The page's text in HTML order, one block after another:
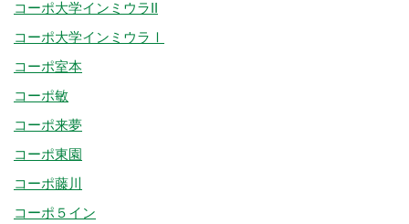
コーポ大学インミウラII
コーポ大学インミウラⅠ
コーポ室本
コーポ敏
コーポ来夢
コーポ東園
コーポ藤川
コーポ５イン